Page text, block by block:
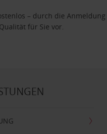
– durch die
für Sie vor.